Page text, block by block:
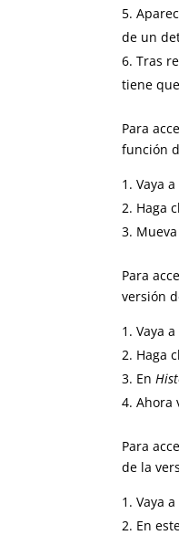
de un
Tras
tiene
Para
función
Vaya a
Haga
Para
versión
Vaya a
Haga
En
Ahora
Para
de la
Vaya a
En